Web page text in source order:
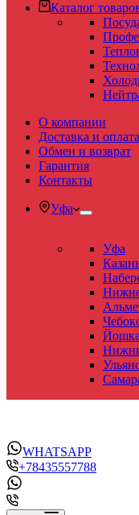
Каталог
О компании
Доставка и оплата
Обмен и возврат
Гарантия
Контакты
Уфа
Уфа
WHATSAPP
+78435557788